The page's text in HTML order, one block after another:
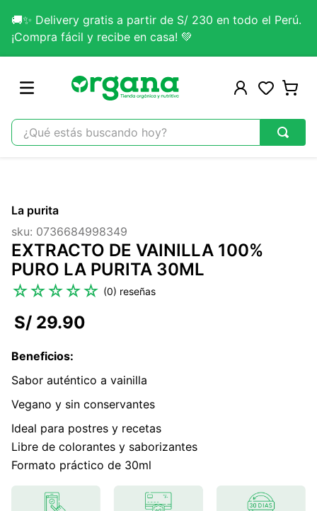
🚚✨ Delivery gratis a partir de S/ 230 en todo el Perú.
¡Compra fácil y recibe en casa! 💚
¿Qué estás buscando hoy?
2.
citrato magnesio
3.
colageno
.
kefir
5 .
glicinato magnesio
8.
magnesio
9.
stevia
10. proteina
La purita
sku: 0736684998349
EXTRACTO DE VAINILLA 100%
PURO LA PURITA 30ML
☆☆☆☆☆ (0)
S/ 29.90
Beneficios:
Sabor auténtico a vainilla
Vegano y sin conservantes
Ideal para postres y recetas
Libre de colorantes y saborizantes
Formato práctico de 30ml